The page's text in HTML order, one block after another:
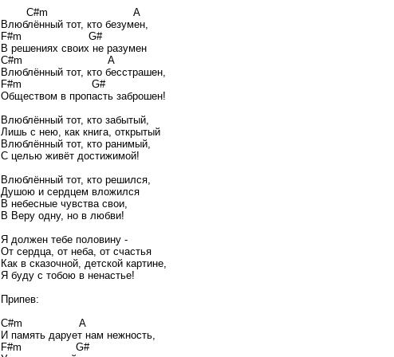
C#m A
Влюблённый тот, кто безумен,
F#m G#
В решениях своих не разумен
C#m A
Влюблённый тот, кто бесстрашен,
F#m G#
Обществом в пропасть заброшен!
Влюблённый тот, кто забытый,
Лишь с нею, как книга, открытый
Влюблённый тот, кто ранимый,
С целью живёт достижимой!
Влюблённый тот, кто решился,
Душою и сердцем вложился
В небесные чувства свои,
В Веру одну, но в любви!
Я должен тебе половину -
От сердца, от неба, от счастья
Как в сказочной, детской картине,
Я буду с тобою в ненастье!
Припев:
С#m A
И память дарует нам нежность,
F#m G#